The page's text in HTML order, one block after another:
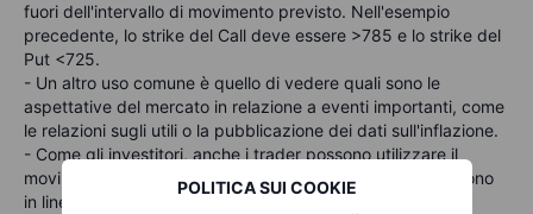
POLITICA SUI COOKIE
fuori dell'intervallo di movimento previsto. Nell'esempio
precedente, lo strike del Call deve essere >785 e lo strike del
Put <725.
- Un altro uso comune è quello di vedere quali sono le
aspettative del mercato in relazione a eventi importanti, come
le relazioni sugli utili o la pubblicazione dei dati sull'inflazione.
- Come gli investitori, anche i trader possono utilizzare il
movimento previsto per verificare se le loro aspettative sono
in linea con quelle del mercato.